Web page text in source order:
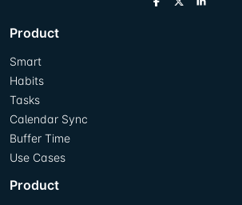
Product
Smart
Habits
Tasks
Calendar Sync
Buffer Time
Use Cases
Product